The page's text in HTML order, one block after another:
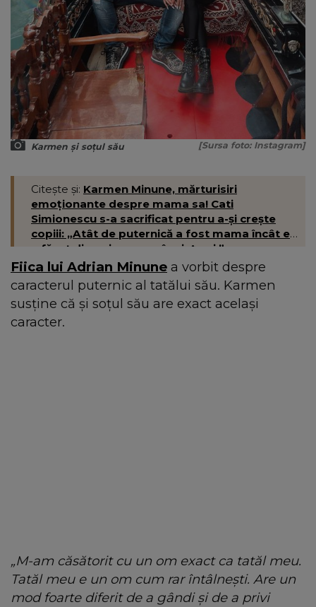
Karmen și soțul său [Sursa foto: Instagram]
Citește și: Karmen Minune, mărturisiri
emoționante despre mama sa! Cati
Simionescu s-a sacrificat pentru a-și crește
copiii: „Atât de puternică a fost mama încât ea
a făcut din noi un scop în viața ei.”
Fiica lui Adrian Minune a vorbit despre
caracterul puternic al tatălui său. Karmen
susține că și soțul său are exact același
caracter.
„M-am căsătorit cu un om exact ca tatăl meu.
Tatăl meu e un om cum rar întâlnești. Are un
mod foarte diferit de a gândi și de a privi